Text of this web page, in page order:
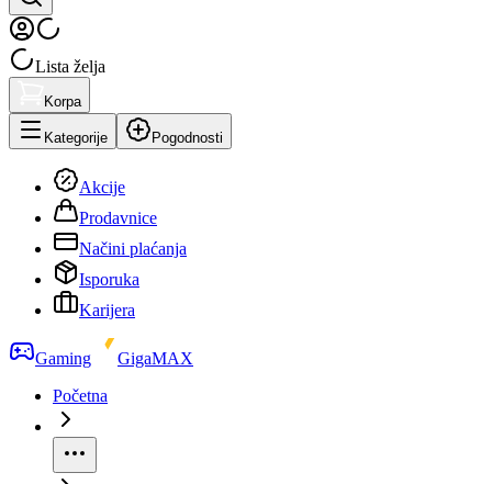
Lista želja
Korpa
Kategorije Pogodnosti
Akcije
Prodavnice
Načini plaćanja
Isporuka
Karijera
Gaming
GigaMAX
Početna